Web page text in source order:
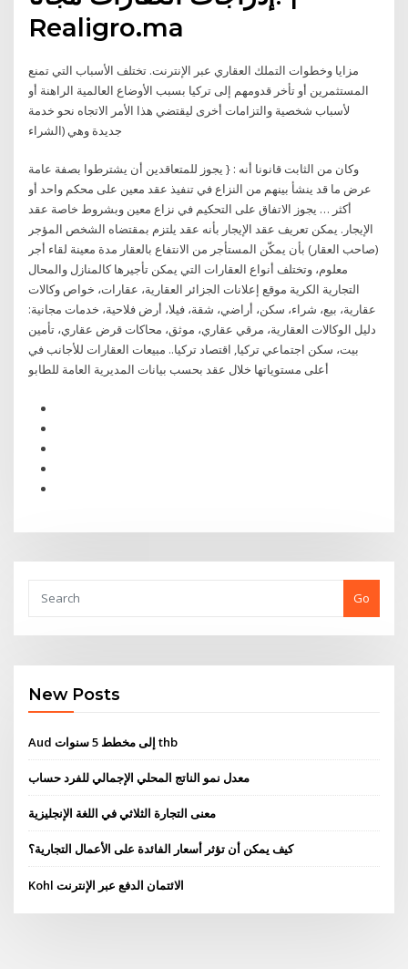
Realigro.ma
مزايا وخطوات التملك العقاري عبر الإنترنت. تختلف الأسباب التي تمنع
المستثمرين أو تأخر قدومهم إلى تركيا بسبب الأوضاع العالمية الراهنة أو
لأسباب شخصية والتزامات أخرى ليقتضي هذا الأمر الاتجاه نحو خدمة
جديدة وهي (الشراء
وكان من الثابت قانونا أنه : { يجوز للمتعاقدين أن يشترطوا بصفة عامة
عرض ما قد ينشأ بينهم من النزاع في تنفيذ عقد معين على محكم واحد أو
أكثر … يجوز الاتفاق على التحكيم في نزاع معين وبشروط خاصة عقد
الإيجار. يمكن تعريف عقد الإيجار بأنه عقد يلتزم بمقتضاه الشخص المؤجر
(صاحب العقار) بأن يمكّن المستأجر من الانتفاع بالعقار مدة معينة لقاء أجر
معلوم، وتختلف أنواع العقارات التي يمكن تأجيرها كالمنازل والمحال
التجارية الكرية موقع إعلانات الجزائر العقارية، عقارات، خواص وكالات
عقارية، بيع، شراء، سكن، أراضي، شقة، فيلا، أرض فلاحية، خدمات مجانية:
دليل الوكالات العقارية، مرقي عقاري، موثق، محاكات قرض عقاري، تأمين
بيت، سكن اجتماعي تركيا, اقتصاد تركيا.. مبيعات العقارات للأجانب في
أعلى مستوياتها خلال عقد بحسب بيانات المديرية العامة للطابو
Go
New Posts
Aud إلى مخطط 5 سنوات thb
معدل نمو الناتج المحلي الإجمالي للفرد حساب
معنى التجارة الثلاثي في ​​اللغة الإنجليزية
كيف يمكن أن تؤثر أسعار الفائدة على الأعمال التجارية؟
Kohl الائتمان الدفع عبر الإنترنت